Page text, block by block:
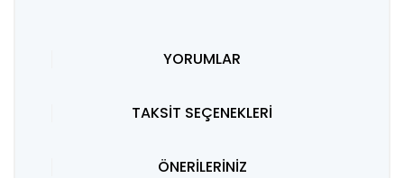
YORUMLAR
TAKSİT SEÇENEKLERİ
ÖNERİLERİNİZ